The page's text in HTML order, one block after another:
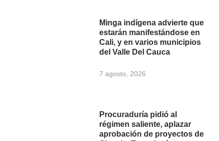
Minga indígena advierte que
estarán manifestándose en
Cali, y en varios municipios
del Valle Del Cauca
7 agosto, 2026
Procuraduría pidió al
régimen saliente, aplazar
aprobación de proyectos de